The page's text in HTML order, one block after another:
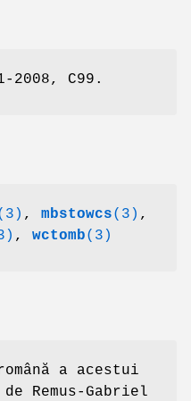
2008, C99.
, mbstowcs(3) ,
, wctomb(3)
a acestui
Remus-Gabriel